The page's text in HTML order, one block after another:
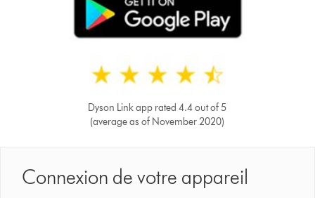
Dyson Link app rated 4.4 out of 5
(average as of November 2020)
Connexion de votre appareil